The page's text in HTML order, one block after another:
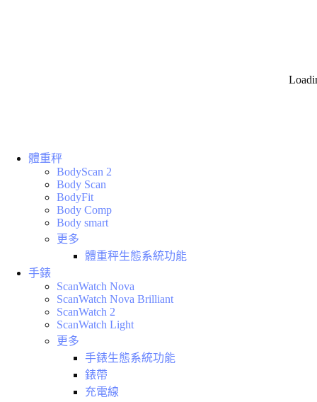
體重秤
BodyScan 2
Body Scan
BodyFit
Body Comp
Body smart
更多
體重秤生態系統功能
手錶
ScanWatch Nova
ScanWatch Nova Brilliant
ScanWatch 2
ScanWatch Light
更多
手錶生態系統功能
錶帶
充電線